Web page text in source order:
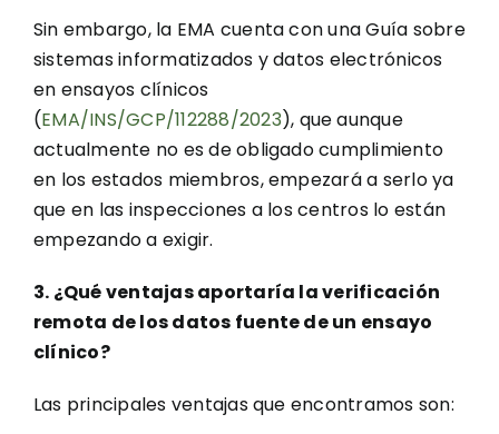
Sin embargo, la EMA cuenta con una Guía sobre
sistemas informatizados y datos electrónicos
en ensayos clínicos
(EMA/INS/GCP/112288/2023), que aunque
actualmente no es de obligado cumplimiento
en los estados miembros, empezará a serlo ya
que en las inspecciones a los centros lo están
empezando a exigir.
3. ¿Qué ventajas aportaría la verificación
remota de los datos fuente de un ensayo
clínico?
Las principales ventajas que encontramos son: